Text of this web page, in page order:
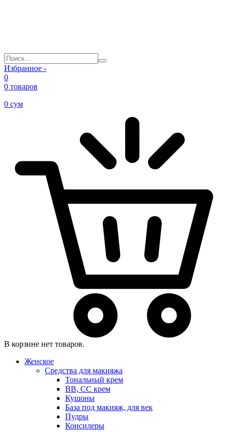
Избранное -
0
0 товаров
0 сум
В корзине нет товаров.
Женское
Средства для макияжа
Тональный крем
BB, CC крем
Кушоны
База под макияж, для век
Пудры
Консилеры